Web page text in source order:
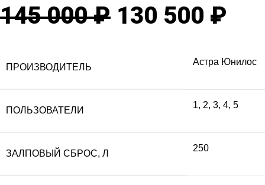
145 000₽
составляла
130 500 ₽
ПРОИЗВОДИТЕЛЬ
Астра Юнилос
ПОЛЬЗОВАТЕЛИ
1, 2, 3, 4, 5
ЗАЛПОВЫЙ СБРОС, Л
250